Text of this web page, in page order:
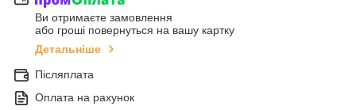
Ви отримаєте замовлення
або гроші повернуться на вашу картку
Детальніше
Післяплата
Оплата на рахунок